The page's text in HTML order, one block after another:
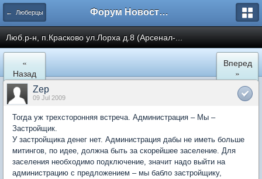
← Люберцы Форум Новостройки
Люб.р-н, п.Красково ул.Лорха д.8 (Арсенал-...
«
Назад
Вперед
»
Zep
09 Jul 2009
Тогда уж трехсторонняя встреча. Администрация – Мы –
Застройщик.
У застройщика денег нет. Администрация дабы не иметь больше
митингов, по идее, должна быть за скорейшее заселение. Для
заселения необходимо подключение, значит надо выйти на
администрацию с предложением – мы бабло застройщику,